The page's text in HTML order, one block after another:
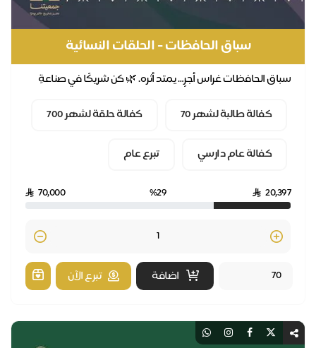
سباق الحافظات - الحلقات النسائية
الحافظات غراس أجرٍ… يمتد أثره. 🌿 كن شريكًا في صناعةِ
كفالة طالبة لشهر 70
كفالة حلقة لشهر 700
كفالة عام دارسي تبرع عام
Quantity
اضافة
تبرع الآن